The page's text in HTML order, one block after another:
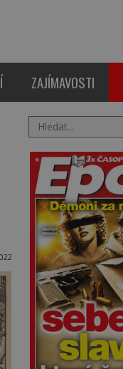
ZAJÍMAVOSTI